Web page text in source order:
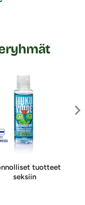
tuotteet
seksiin